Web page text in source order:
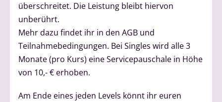
überschreitet. Die Leistung bleibt hiervon
unberührt.
Mehr dazu findet ihr in den AGB und
Teilnahmebedingungen. Bei Singles wird alle 3
Monate (pro Kurs) eine Servicepauschale in Höhe
von 10,- € erhoben.
Am Ende eines jeden Levels könnt ihr euren